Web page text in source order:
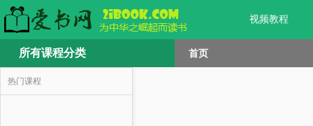
视频教程
所有课程分类 首页
热门课程